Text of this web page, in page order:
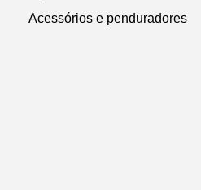
Acessórios e penduradores